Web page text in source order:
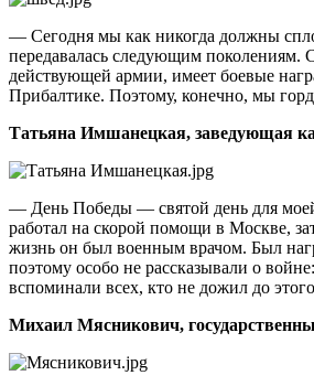
— Сегодня мы как никогда должны
передавалась следующим поколениям.
действующей армии, имеет боевые
Прибалтике. Поэтому, конечно, мы
Татьяна Имшанецкая, заведующая
— День Победы — святой день для
работал на скорой помощи в Москве,
жизнь он был военным врачом. Был
поэтому особо не рассказывали о
вспоминали всех, кто не дожил до
Михаил Мясникович,